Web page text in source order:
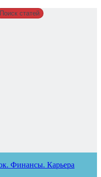
Поиск статей